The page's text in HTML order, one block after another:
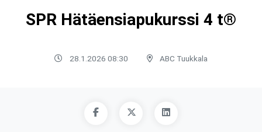
SPR Hätäensiapukurssi 4 t®
28.1.2026 08:30 ABC Tuukkala